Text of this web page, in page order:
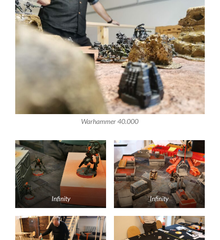
Warhammer 40.000
Infinity Infinity